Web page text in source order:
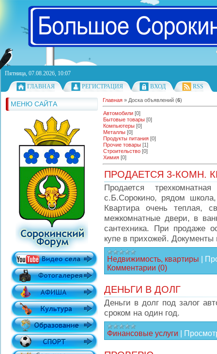
Пятница, 07.08.2026, 10:07
ГЛАВНАЯ
РЕГИСТРАЦИЯ ВХОД RSS
МЕНЮ САЙТА Главная » Доска объявлений (6)
Автомобили [0]
Бытовые товары [0]
Компьютеры [0]
Металлы [0]
Продукты питания [0]
Прочие товары [1]
Строительство [0]
Химия [0]
ПРОДАЕТСЯ 3-КОМН.
Продается
с.Б.Сорокино, рядом
Квартира очень теплая,
межкомнатные двери, в
сантехника. При продаже
купе в прихожей. Документы
Недвижимость, квартиры
Комментарии (0)
ДЕНЬГИ В ДОЛГ
Деньги в долг под залог
сроком на один год.
Финансовые услуги